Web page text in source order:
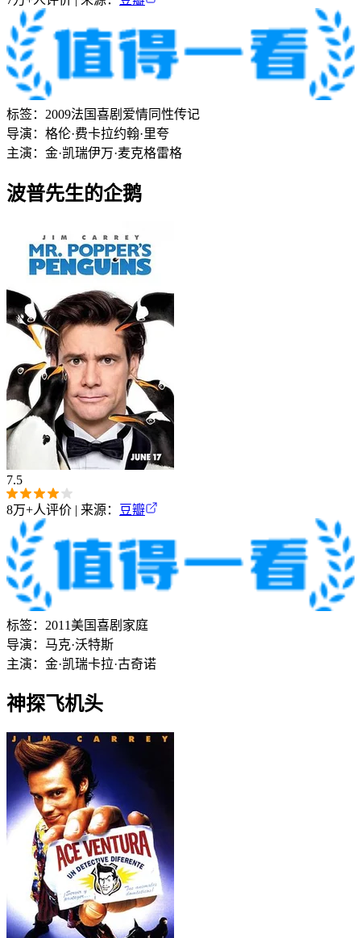
标签： 2009法国喜剧 爱情同性传记
导演： 格伦·费卡拉约翰·里夸
主演： 金·凯瑞伊万·麦克格雷格
波普先生的企鹅
7.5
8万+人评价 | 来源： 豆瓣
标签： 2011美国喜剧 家庭
导演： 马克·沃特斯
主演： 金·凯瑞卡拉·古奇诺
神探飞机头